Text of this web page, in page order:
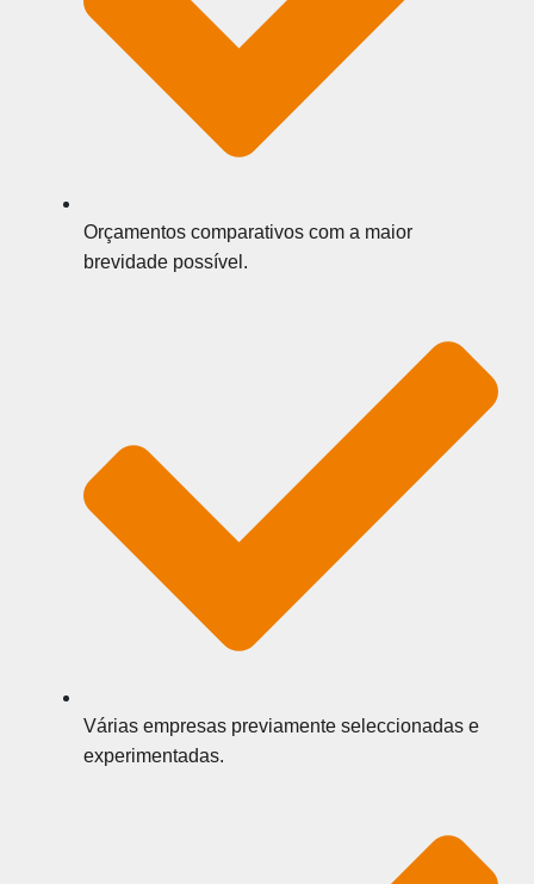
Orçamentos comparativos com a maior
brevidade possível.
Várias empresas previamente seleccionadas e
experimentadas.